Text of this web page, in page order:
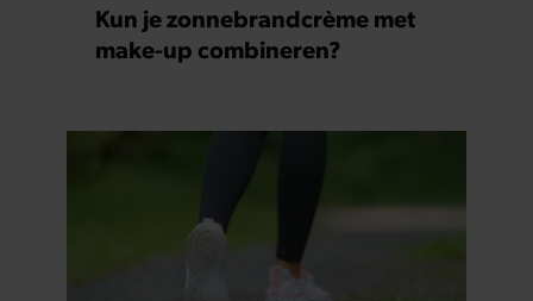
Kun je zonnebrandcrème met
make-up combineren?